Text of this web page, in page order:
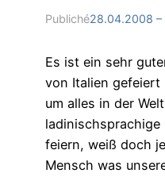
Publiché28.04.2008 –
Es ist ein sehr
von Italien gefeiert
um alles in der
ladinischsprachige
feiern, weiß doch
Mensch was